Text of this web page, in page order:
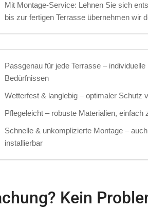
Mit Montage-Service: Lehnen Sie sich
bis zur fertigen Terrasse übernehmen wir
Passgenau für jede Terrasse –
Bedürfnissen
Wetterfest & langlebig – optimaler Schutz
Pflegeleicht – robuste Materialien, einfach
Schnelle & unkomplizierte Montage –
installierbar
Kein